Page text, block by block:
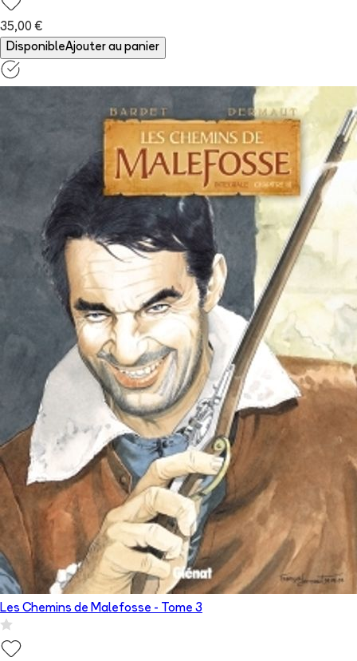
35,00 €
DisponibleAjouter au panier
Les Chemins de Malefosse - Tome 3